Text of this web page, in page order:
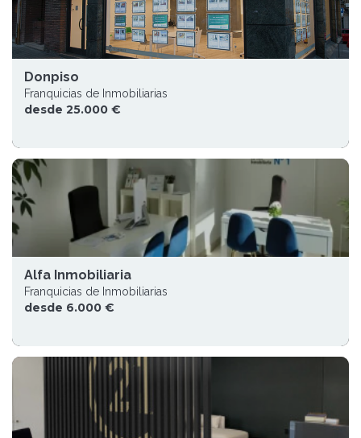
Donpiso
Franquicias de Inmobiliarias
desde 25.000 €
Alfa Inmobiliaria
Franquicias de Inmobiliarias
desde 6.000 €